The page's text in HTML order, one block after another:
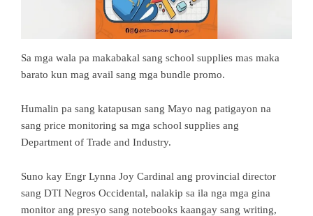
Sa mga wala pa makabakal sang school supplies mas maka
barato kun mag avail sang mga bundle promo.
Humalin pa sang katapusan sang Mayo nag patigayon na
sang price monitoring sa mga school supplies ang
Department of Trade and Industry.
Suno kay Engr Lynna Joy Cardinal ang provincial director
sang DTI Negros Occidental, nalakip sa ila nga mga gina
monitor ang presyo sang notebooks kaangay sang writing,